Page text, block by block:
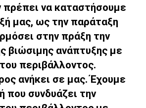
πρέπει να καταστήσουμε
μας, ως την παράταξη
στην πράξη την
βιώσιμης ανάπτυξης με
περιβάλλοντος.
ανήκει σε μας. Έχουμε
που συνδυάζει την